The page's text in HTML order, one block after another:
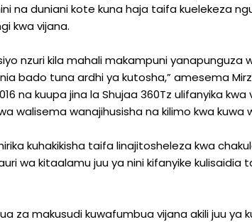
na duniani kote kuna haja taifa kuelekeza
kwa vijana.
nzuri kila mahali makampuni yanapunguza
bado tuna ardhi ya kutosha,” amesema
na kuupa jina la Shujaa 360Tz ulifanyika kwa
walisema wanajihusisha na kilimo kwa
kuhakikisha taifa linajitosheleza kwa
wa kitaalamu juu ya nini kifanyike kulisaidia
za makusudi kuwafumbua vijana akili juu ya